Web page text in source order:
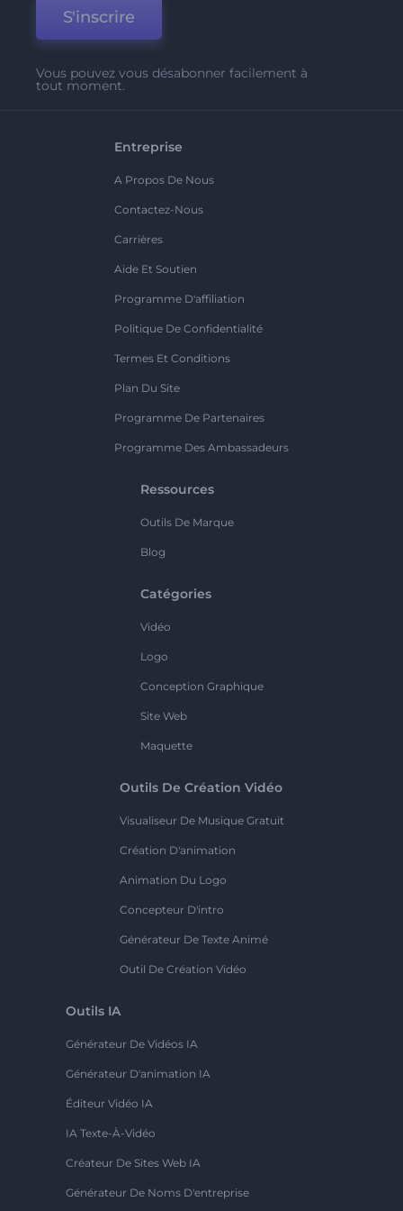
S'inscrire
Vous pouvez vous désabonner facilement à
tout moment.
Entreprise
A Propos De Nous
Contactez-Nous
Carrières
Aide Et Soutien
Programme D'affiliation
Politique De Confidentialité
Termes Et Conditions
Plan Du Site
Programme De Partenaires
Programme Des Ambassadeurs
Ressources
Outils De Marque
Blog
Catégories
Vidéo
Logo
Conception Graphique
Site Web
Maquette
Outils De Création Vidéo
Visualiseur De Musique Gratuit
Création D'animation
Animation Du Logo
Concepteur D'intro
Générateur De Texte Animé
Outil De Création Vidéo
Outils IA
Générateur De Vidéos IA
Générateur D'animation IA
Éditeur Vidéo IA
IA Texte-À-Vidéo
Créateur De Sites Web IA
Générateur De Noms D'entreprise